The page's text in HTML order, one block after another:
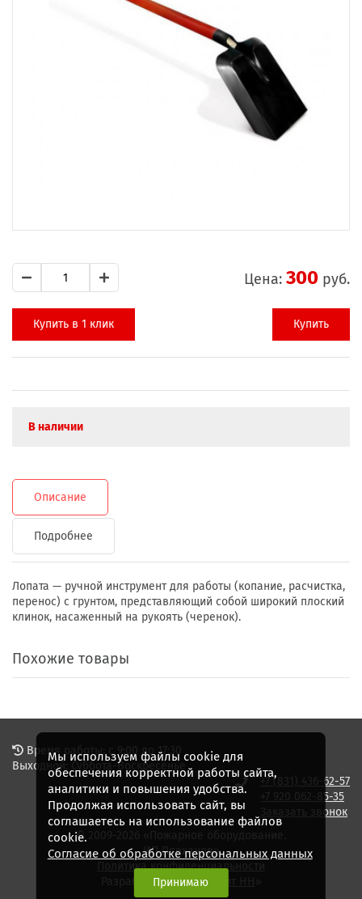
Цена: 300 руб.
Купить в 1 клик Купить
В наличии
Описание
Подробнее
Лопата — ручной инструмент для работы (копание, расчистка,
перенос) с грунтом, представляющий собой широкий плоский
клинок, насаженный на рукоять (черенок).
Похожие товары
© 2009-2026 «Пожарное оборудование.
ИП Плеханов»
Политика конфиденциальности
Время работы: с 9:00 до 17:30
Выходной: Суббота-Воскресенье
+7 (831) 436-62-57
+7 920 062-85-35
Заказать звонок
Разработка сайта - «
Мы используем файлы cookie для
обеспечения корректной работы сайта,
аналитики и повышения удобства.
Продолжая использовать сайт, вы
соглашаетесь на использование файлов
cookie.
Согласие об обработке персональных данных
Принимаю